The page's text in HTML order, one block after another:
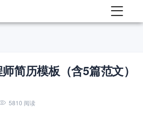
简历模板（含5篇范文）
5810 阅读